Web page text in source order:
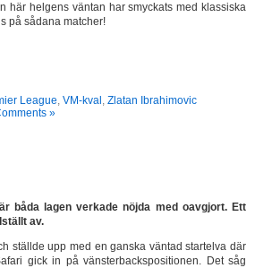
här helgens väntan har smyckats med klassiska
på sådana matcher!
League, VM-kval , Zlatan Ibrahimovic
»
båda lagen verkade nöjda med oavgjort. Ett
av.
ställde upp med en ganska väntad startelva där
gick in på vänsterbackspositionen. Det såg